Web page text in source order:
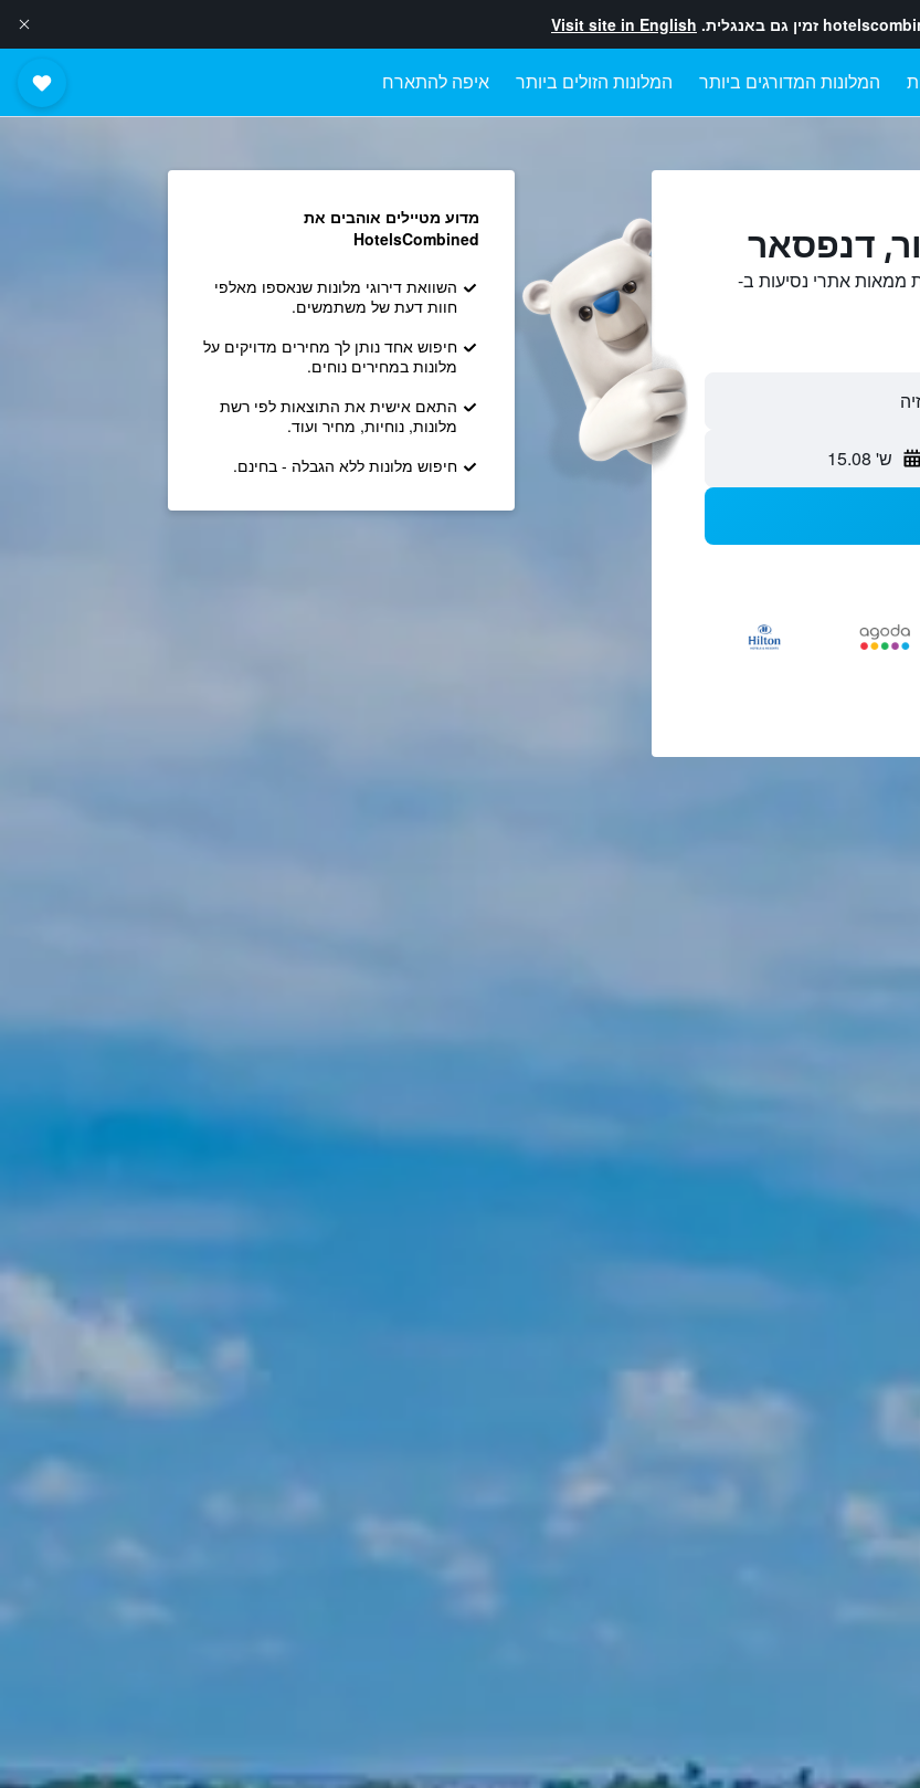
זמין גם באנגלית. Visit site in English
המלונות המדורגים ביותר המלונות הזולים ביותר איפה להתארח
דנפסאר
ממאות אתרי נסיעות ב-
ש' 15.08
מדוע מטיילים אוהבים את
HotelsCombined
השוואת דירוגי מלונות שנאספו מאלפי
חוות דעת של משתמשים.
חיפוש אחד נותן לך מחירים מדויקים על
מלונות במחירים נוחים.
התאם אישית את התוצאות לפי רשת
מלונות, נוחיות, מחיר ועוד.
חיפוש מלונות ללא הגבלה - בחינם.